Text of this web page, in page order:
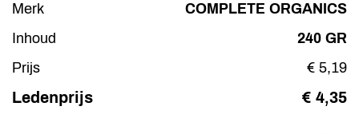
Merk
COMPLETE ORGANICS
Inhoud
240 GR
Prijs
€ 5,19
Ledenprijs € 4,35